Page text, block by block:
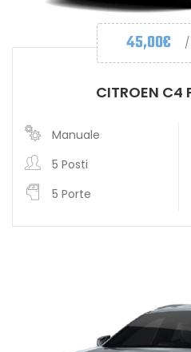
45,00€
CITROEN C4
Manuale
5 Posti
5 Porte